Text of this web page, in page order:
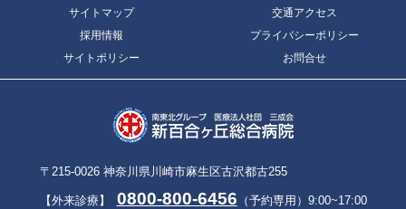
サイトマップ 交通アクセス
採用情報 プライバシーポリシー
サイトポリシー お問合せ
〒215-0026 神奈川県川崎市麻生区古沢都古255
【外来診療】 0800-800-6456 （予約専用）9:00~17:00